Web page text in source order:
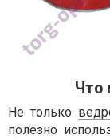
Что
Не только
полезно